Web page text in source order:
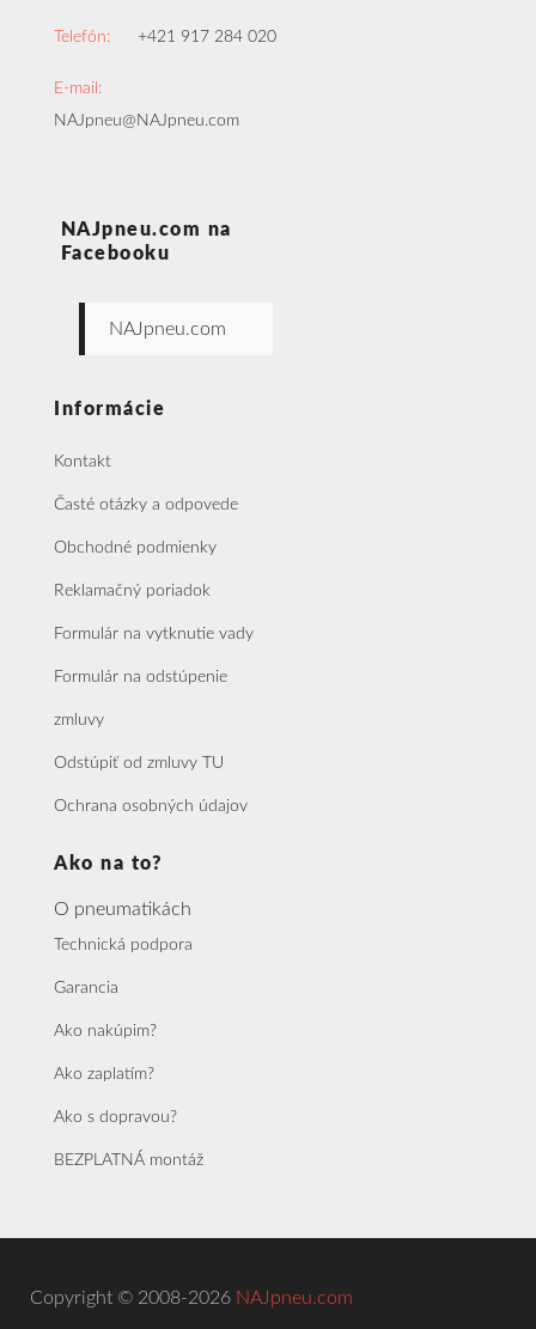
Telefón: +421 917 284 020
E-mail:
NAJpneu@NAJpneu.com
NAJpneu.com na
Facebooku
NAJpneu.com
Informácie
Kontakt
Časté otázky a odpovede
Obchodné podmienky
Reklamačný poriadok
Formulár na vytknutie vady
Formulár na odstúpenie
zmluvy
Odstúpiť od zmluvy TU
Ochrana osobných údajov
Ako na to?
O pneumatikách
Technická podpora
Garancia
Ako nakúpim?
Ako zaplatím?
Ako s dopravou?
BEZPLATNÁ montáž
Copyright © 2008-2026 NAJpneu.com